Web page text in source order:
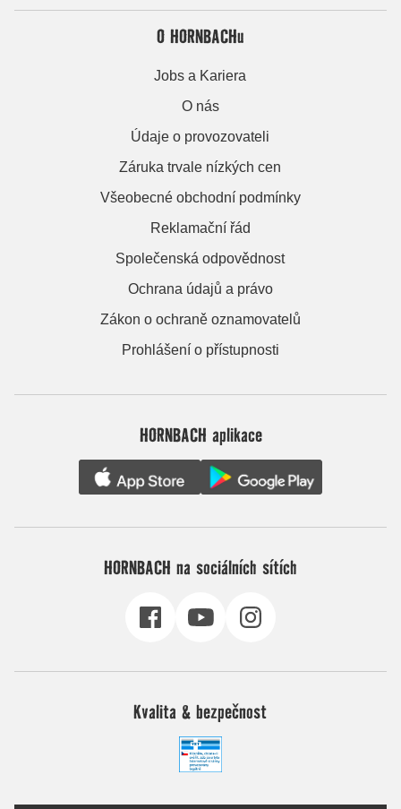
O HORNBACHu
Jobs a Kariera
O nás
Údaje o provozovateli
Záruka trvale nízkých cen
Všeobecné obchodní podmínky
Reklamační řád
Společenská odpovědnost
Ochrana údajů a právo
Zákon o ochraně oznamovatelů
Prohlášení o přístupnosti
HORNBACH aplikace
HORNBACH na sociálních sítích
Kvalita & bezpečnost